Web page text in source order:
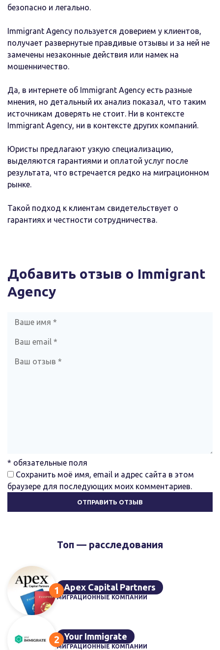
безопасно и легально.
Immigrant Agency пользуется доверием у клиентов,
получает развернутые правдивые отзывы и за ней не
замечены незаконные действия или намек на
мошенничество.
Да, в интернете об Immigrant Agency есть разные
мнения, но детальный их анализ показал, что таким
источникам доверять не стоит. Ни в контексте
Immigrant Agency, ни в контексте других компаний.
Юристы предлагают узкую специализацию,
выделяются гарантиями и оплатой услуг после
результата, что встречается редко на миграционном
рынке.
Такой подход к клиентам свидетельствует о
гарантиях и честности сотрудничества.
Добавить отзыв о Immigrant
Agency
* обязательные поля
Сохранить моё имя, email и адрес сайта в этом
браузере для последующих моих комментариев.
Топ — расследования
Apex Capital Partners
МИГРАЦИОННЫЕ КОМПАНИИ
Your Immigrate
МИГРАЦИОННЫЕ КОМПАНИИ